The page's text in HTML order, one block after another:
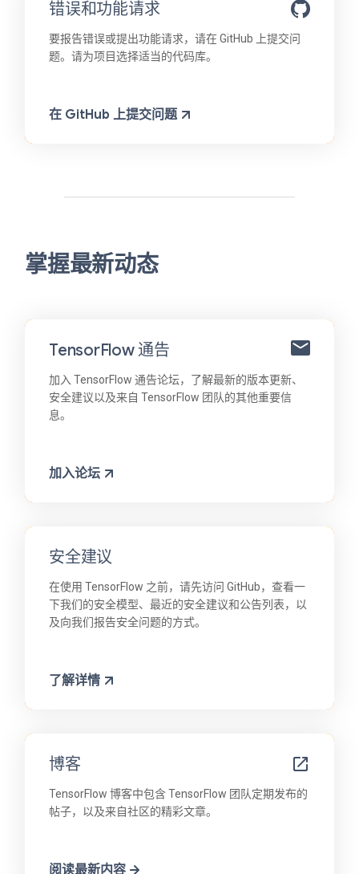
错误和功能请求
要报告错误或提出功能请求，请在 GitHub 上提交问
题。请为项目选择适当的代码库。
在 GitHub 上提交问题
掌握最新动态
TensorFlow 通告
加入 TensorFlow 通告论坛，了解最新的版本更新、
安全建议以及来自 TensorFlow 团队的其他重要信
息。
加入论坛
安全建议
在使用 TensorFlow 之前，请先访问 GitHub，查看一
下我们的安全模型、最近的安全建议和公告列表，以
及向我们报告安全问题的方式。
了解详情
博客
TensorFlow 博客中包含 TensorFlow 团队定期发布的
帖子，以及来自社区的精彩文章。
阅读最新内容